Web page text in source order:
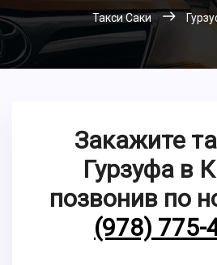
Такси Саки
Закажите
Гурзуфа в
позвонив по
(978) 775-